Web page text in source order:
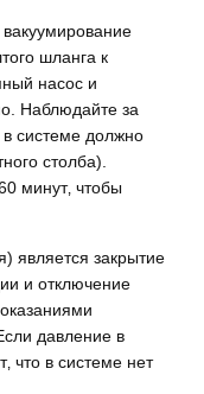
шланга к
насос и
Наблюдайте за
системе должно
столба).
минут‚ чтобы
является закрытие
и отключение
давление в
что в системе нет